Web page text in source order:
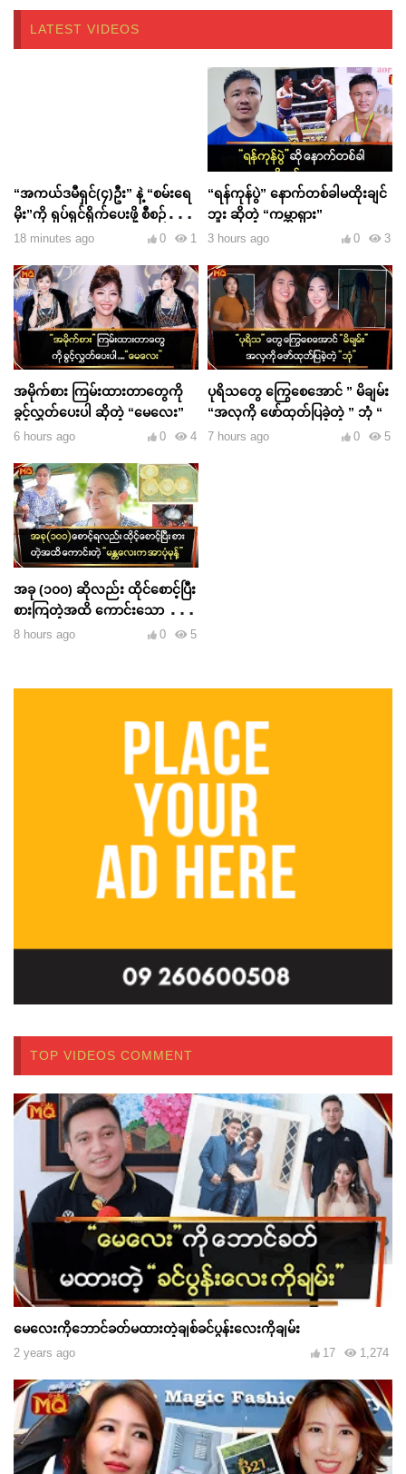
LATEST VIDEOS
“အကယ်ဒမီရှင်(၄)ဦး” နဲ့ “စမ်းရေ
မိုး”ကို ရုပ်ရှင်ရိုက်ပေးဖို့ စီစဉ်ထား
တယ်
18 minutes ago 1
0
“ရန်ကုန်ပွဲ” နောက်တစ်ခါမထိုးချင်
ဘူး ဆိုတဲ့ “ကမ္ဘာရှား”
3 hours ago 3
0
အမိုက်စား ကြမ်းထားတာတွေကို
ခွင့်လွှတ်ပေးပါ ဆိုတဲ့ “မေလေး”
6 hours ago 4
0
ပုရိသတွေ ကြွေစေအောင် ” မိချမ်း
“အလှကို ဖော်ထုတ်ပြခဲ့တဲ့ ” ဘုံ “
7 hours ago 5
0
အခု (၁၀၀) ဆိုလည်း ထိုင်စောင့်ပြီး
စားကြတဲ့အထိ ကောင်းသော ”
မန္တလေးက အာပုံမုန့် “
8 hours ago 5
0
TOP VIDEOS COMMENT
မေလေးကိုဘောင်ခတ်မထားတဲ့ချစ်ခင်ပွန်းလေးကိုချမ်း
2 years ago 1,274
17